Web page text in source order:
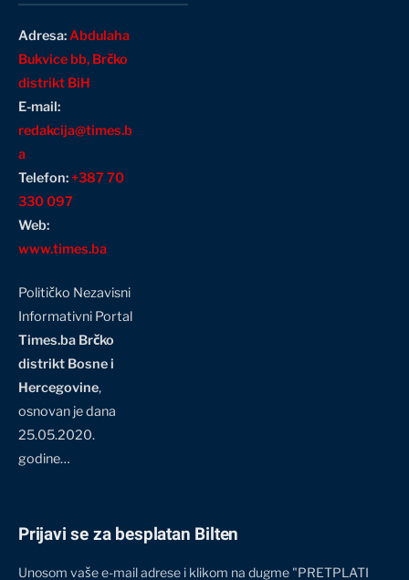
Adresa:Abdulaha
Bukvice bb, Brčko
distrikt BiH
E-mail:
redakcija@times.b
a
Telefon:+387 70
330 097
Web:
www.times.ba
Političko Nezavisni
Informativni Portal
Times.ba Brčko
distrikt Bosne i
Hercegovine,
osnovan je dana
25.05.2020.
godine…
Prijavi se za besplatan Bilten
Unosom vaše e-mail adrese i klikom na dugme "PRETPLATI